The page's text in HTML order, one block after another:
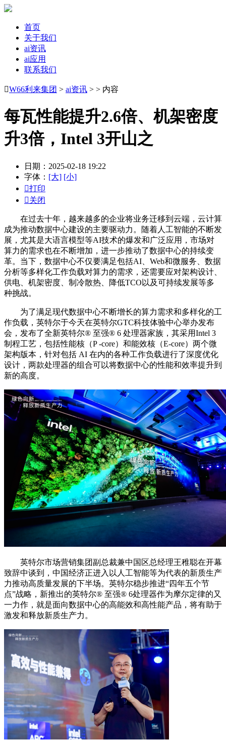
首页
关于我们
ai资讯
ai应用
联系我们
W66利来集团 > ai资讯 > > 内容
每瓦性能提升2.6倍、机架密度
升3倍，Intel 3开山之
日期：2025-02-18 19:22
字体： [大] [小]
打印
关闭
在过去十年，越来越多的企业将业务迁移到云端，云计算
成为推动数据中心建设的主要驱动力。随着人工智能的不断发
展，尤其是大语言模型等AI技术的爆发和广泛应用，市场对
算力的需求也在不断增加，进一步推动了数据中心的持续变
革。当下，数据中心不仅要满足包括AI、Web和微服务、数据
分析等多样化工作负载对算力的需求，还需要应对架构设计、
供电、机架密度、制冷散热、降低TCO以及可持续发展等多
种挑战。
为了满足现代数据中心不断增长的算力需求和多样化的工
作负载，英特尔于今天在英特尔GTC科技体验中心举办发布
会，发布了全新英特尔®️ 至强®️ 6 处理器家族，其采用Intel 3
制程工艺，包括性能核（P -core）和能效核（E-core）两个微
架构版本，针对包括 AI 在内的各种工作负载进行了深度优化
设计，两款处理器的组合可以将数据中心的性能和效率提升到
新的高度。
英特尔市场营销集团副总裁兼中国区总经理王稚聪在开幕
致辞中谈到，中国经济正进入以人工智能等为代表的新质生产
力推动高质量发展的下半场。英特尔稳步推进“四年五个节
点”战略，新推出的英特尔®️ 至强®️ 6处理器作为摩尔定律的又
一力作，就是面向数据中心的高能效和高性能产品，将有助于
激发和释放新质生产力。